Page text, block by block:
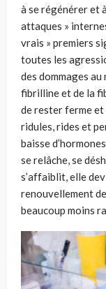
à se régénérer et
attaques »
vrais » premiers
toutes les
des dommages au
fibrilline et de la
de rester ferme et
ridules, rides et
baisse
se relâche, se
s’affaiblit, elle
renouvellement
beaucoup moins